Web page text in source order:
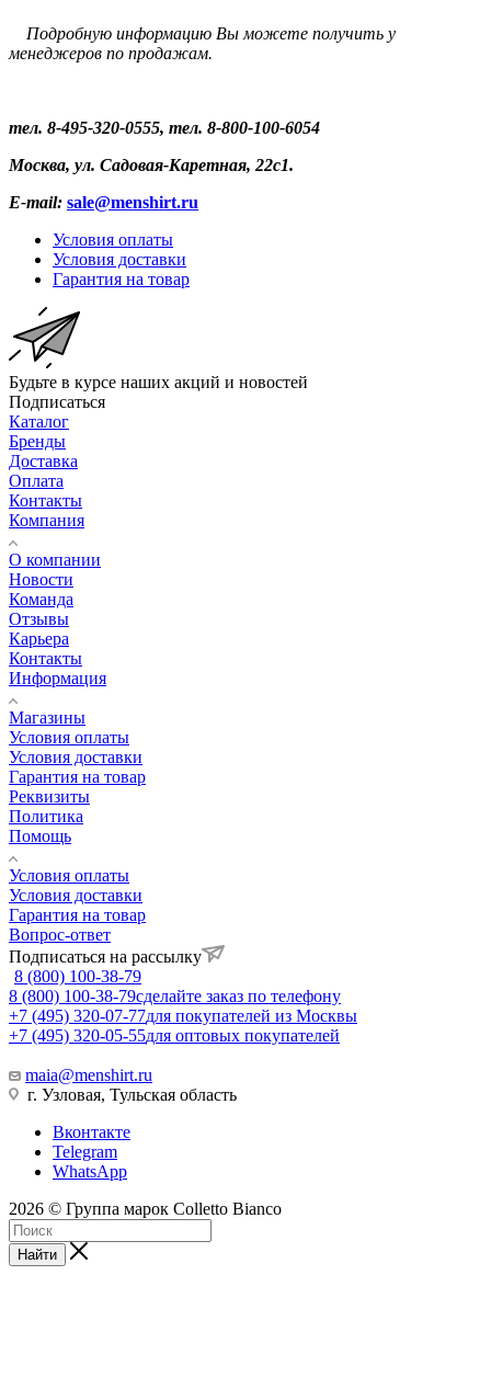
Подробную информацию Вы можете получить у
менеджеров по продажам.
тел. 8-495-320-0555, тел. 8-800-100-6054
Москва, ул. Садовая-Каретная, 22с1.
E-mail: sale@menshirt.ru
Условия оплаты
Условия доставки
Гарантия на товар
Будьте в курсе наших акций и новостей
Подписаться
Каталог
Бренды
Доставка
Оплата
Контакты
Компания
О компании
Новости
Команда
Отзывы
Карьера
Контакты
Информация
Магазины
Условия оплаты
Условия доставки
Гарантия на товар
Реквизиты
Политика
Помощь
Условия оплаты
Условия доставки
Гарантия на товар
Вопрос-ответ
Подписаться на рассылку
8 (800) 100-38-79
8 (800) 100-38-79сделайте заказ по телефону
+7 (495) 320-07-77для покупателей из Москвы
+7 (495) 320-05-55для оптовых покупателей
maia@menshirt.ru
г. Узловая, Тульская область
Вконтакте
Telegram
WhatsApp
2026 © Группа марок Colletto Bianco
Найти